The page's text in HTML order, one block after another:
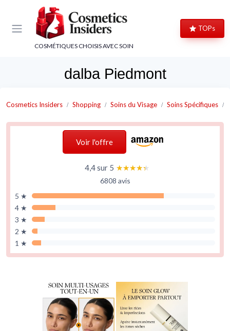
COSMÉTIQUES CHOISIS AVEC SOIN
TOPs
dalba Piedmont
Cosmetics Insiders Shopping Soins du Visage Soins Spécifiques
Voir l'offre
4,4 sur 5 ★★★★★
★★★★★
6808 avis
5 ★
4 ★
3 ★
2 ★
1 ★
Panneau de gestion des cookies